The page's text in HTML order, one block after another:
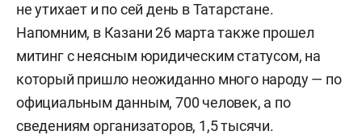
не утихает и по сей день в Татарстане.
Напомним, в Казани 26 марта также прошел
митинг с неясным юридическим статусом, на
который пришло неожиданно много народу — по
официальным данным, 700 человек, а по
сведениям организаторов, 1,5 тысячи.